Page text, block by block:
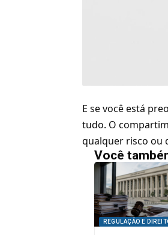
E se você está
tudo. O
qualquer risco ou
Você
REGULAÇÃO E